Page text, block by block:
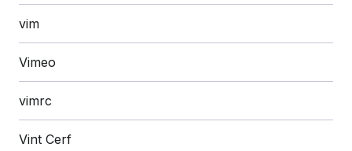
vim
Vimeo
vimrc
Vint Cerf